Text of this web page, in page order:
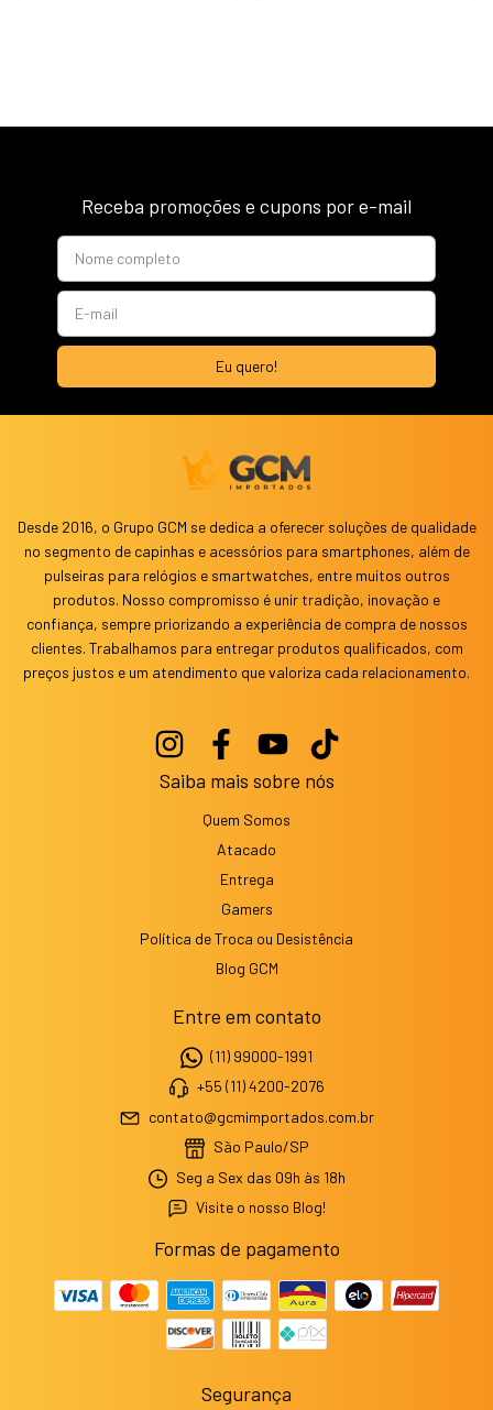
Receba promoções e cupons por e-mail
Desde 2016, o Grupo GCM se dedica a oferecer soluções de qualidade
no segmento de capinhas e acessórios para smartphones, além de
pulseiras para relógios e smartwatches, entre muitos outros
produtos. Nosso compromisso é unir tradição, inovação e
confiança, sempre priorizando a experiência de compra de nossos
clientes. Trabalhamos para entregar produtos qualificados, com
preços justos e um atendimento que valoriza cada relacionamento.
Saiba mais sobre nós
Quem Somos
Atacado
Entrega
Gamers
Política de Troca ou Desistência
Blog GCM
Entre em contato
(11) 99000-1991
+55 (11) 4200-2076
contato@gcmimportados.com.br
São Paulo/SP
Seg a Sex das 09h às 18h
Visite o nosso Blog!
Formas de pagamento
Segurança